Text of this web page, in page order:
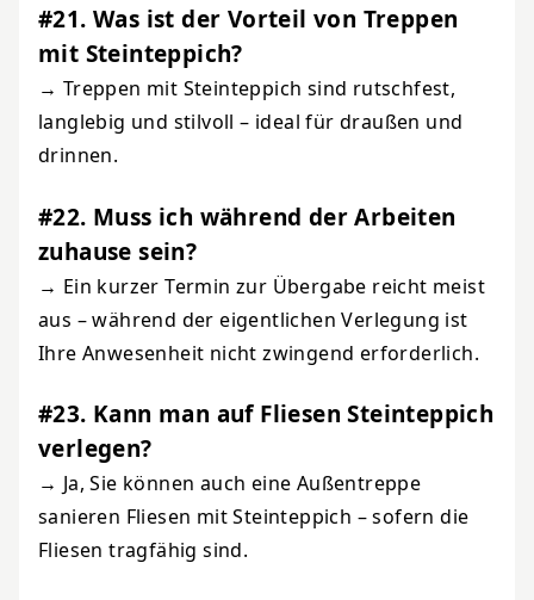
#21. Was ist der Vorteil von Treppen
mit Steinteppich?
→ Treppen mit Steinteppich sind rutschfest,
langlebig und stilvoll – ideal für draußen und
drinnen.
#22. Muss ich während der Arbeiten
zuhause sein?
→ Ein kurzer Termin zur Übergabe reicht meist
aus – während der eigentlichen Verlegung ist
Ihre Anwesenheit nicht zwingend erforderlich.
#23. Kann man auf Fliesen Steinteppich
verlegen?
→ Ja, Sie können auch eine Außentreppe
sanieren Fliesen mit Steinteppich – sofern die
Fliesen tragfähig sind.